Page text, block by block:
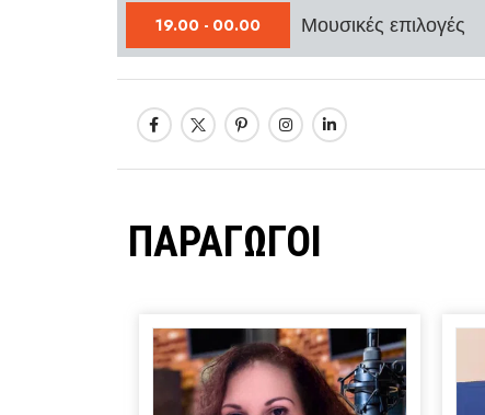
19.00 - 00.00 Μουσικές επιλογές
ΠΑΡΑΓΩΓΟΙ